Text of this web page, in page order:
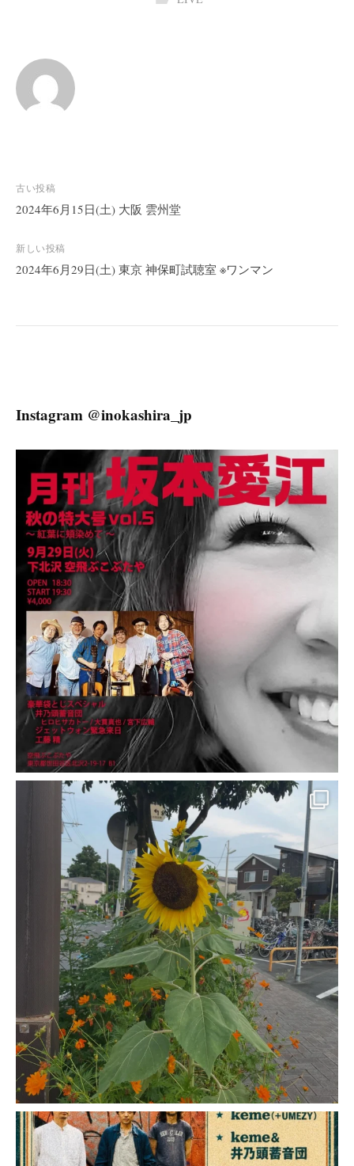
投
稿
ビ
ゲ
古い投稿
2024年6月15日(土) 大阪 雲州堂
新しい投稿
2024年6月29日(土) 東京 神保町試聴室 ※ワンマン
Instagram @inokashira_jp